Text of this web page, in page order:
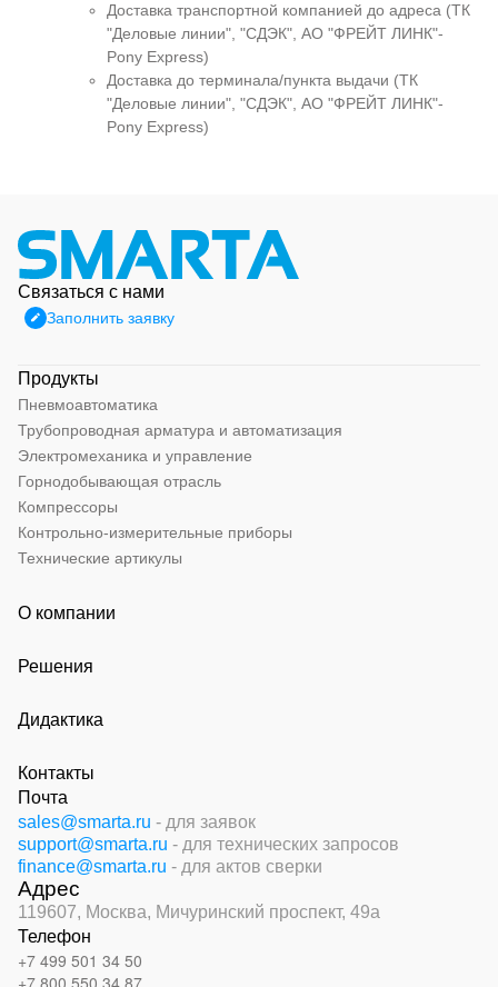
Доставка транспортной компанией до адреса (ТК
"Деловые линии", "СДЭК", АО "ФРЕЙТ ЛИНК"-
Pony Express)
Доставка до терминала/пункта выдачи (ТК
"Деловые линии", "СДЭК", АО "ФРЕЙТ ЛИНК"-
Pony Express)
Связаться с нами
Заполнить заявку
Продукты
Пневмоавтоматика
Трубопроводная арматура и автоматизация
Электромеханика и управление
Горнодобывающая отрасль
Компрессоры
Контрольно-измерительные приборы
Технические артикулы
О компании
Решения
Дидактика
Контакты
Почта
sales@smarta.ru - для заявок
support@smarta.ru - для технических запросов
finance@smarta.ru - для актов сверки
Адрес
119607, Москва, Мичуринский проспект, 49а
Телефон
+7 499 501 34 50
+7 800 550 34 87